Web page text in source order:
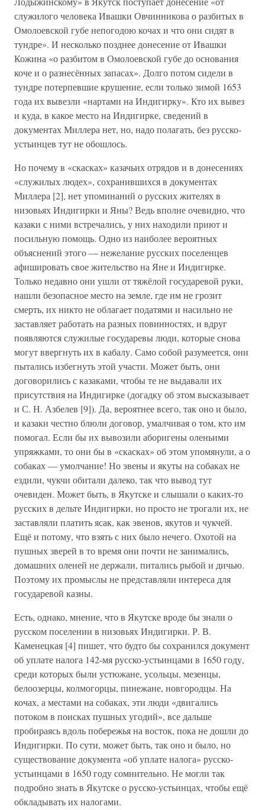
служилого человека Ивашки Овчинникова о разбитых в
Омолоевской губе непогодою кочах и что они сидят в
тундре». И несколько позднее донесение от Ивашки
Кожина «о разбитом в Омолоевской губе до основания
коче и о разнесённых запасах». Долго потом сидели в
тундре потерпевшие крушение, если только зимой 1653
года их вывезли «нартами на Индигирку». Кто их вывез
и куда, в какое место на Индигирке, сведений в
документах Миллера нет, но, надо полагать, без русско-
устьинцев тут не обошлось.
Но почему в «скасках» казачьих отрядов и в донесениях
«служилых людех», сохранившихся в документах
Миллера [2], нет упоминаний о русских жителях в
низовьях Индигирки и Яны? Ведь вполне очевидно, что
казаки с ними встречались, у них находили приют и
посильную помощь. Одно из наиболее вероятных
объяснений этого — нежелание русских поселенцев
афишировать свое жительство на Яне и Индигирке.
Только недавно они ушли от тяжёлой государевой руки,
нашли безопасное место на земле, где им не грозит
смерть, их никто не облагает податями и насильно не
заставляет работать на разных повинностях, и вдруг
появляются служилые государевы люди, которые снова
могут ввергнуть их в кабалу. Само собой разумеется, они
пытались избегнуть этой участи. Может быть, они
договорились с казаками, чтобы те не выдавали их
присутствия на Индигирке (догадку об этом высказывает
и С. Н. Азбелев [9]). Да, вероятнее всего, так оно и было,
и казаки честно блюли договор, умалчивая о том, кто им
помогал. Если бы их вывозили аборигены оленьими
упряжками, то они бы в «скасках» об этом упомянули, а о
собаках — умолчание! Но эвены и якуты на собаках не
ездили, чукчи обитали далеко, так что вывод тут
очевиден. Может быть, в Якутске и слышали о каких-то
русских в дельте Индигирки, но просто не трогали их, не
заставляли платить ясак, как эвенов, якутов и чукчей.
Ещё и потому, что взять с них было нечего. Охотой на
пушных зверей в то время они почти не занимались,
домашних оленей не держали, питались рыбой и дичью.
Поэтому их промыслы не представляли интереса для
государевой казны.
Есть, однако, мнение, что в Якутске вроде бы знали о
русском поселении в низовьях Индигирки. Р. В.
Каменецкая [4] пишет, что будто бы сохранился документ
об уплате налога 142-мя русско-устьинцами в 1650 году,
среди которых были устюжане, усольцы, мезенцы,
белоозерцы, колмогорцы, пинежане, новгородцы. На
кочах, а местами на собаках, эти люди «двигались
потоком в поисках пушных угодий», все дальше
пробираясь вдоль побережья на восток, пока не дошли до
Индигирки. По сути, может быть, так оно и было, но
существование документа «об уплате налога» русско-
устьинцами в 1650 году сомнительно. Не могли так
подробно знать в Якутске о русско-устьинцах, чтобы ещё
обкладывать их налогами.